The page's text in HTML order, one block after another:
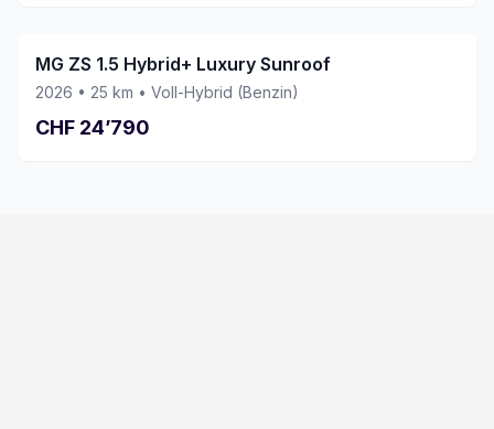
MG ZS 1.5 Hybrid+ Luxury Sunroof
2026 • 25 km • Voll-Hybrid (Benzin)
CHF 24’790